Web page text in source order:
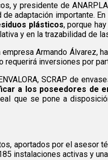
y presidente de
de adaptación importante.
plásticos, porque
y en la trazabilidad de
empresa Armando Álvarez,
inversiones por
SCRAP de
a los poseedores de
que se pone a
aportados por el asesor
instalaciones activas y